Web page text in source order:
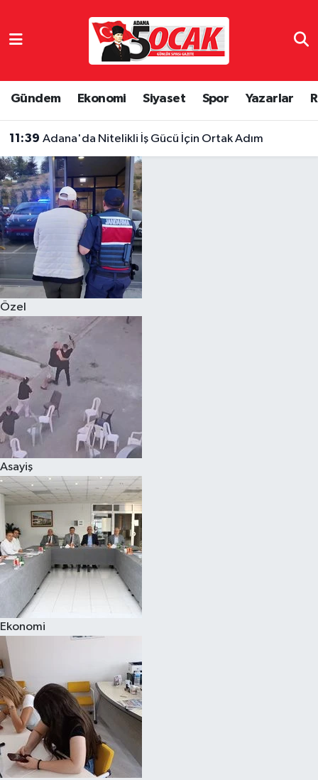
Gündem Ekonomi Siyaset Spor Yazarlar
11:39 Adana'da Nitelikli İş Gücü İçin Ortak Adım
Özel
Asayiş
Ekonomi
Dünya
Eğitim
Ekonomi
Gündem
Magazin
Özel
Resmi İlanlar
Siyaset
Spor
Yerel Yönetimler
Yurttan
Hava Durumu
Tüm Manşetler
Son Dakika Haberleri
Haber Arşivi